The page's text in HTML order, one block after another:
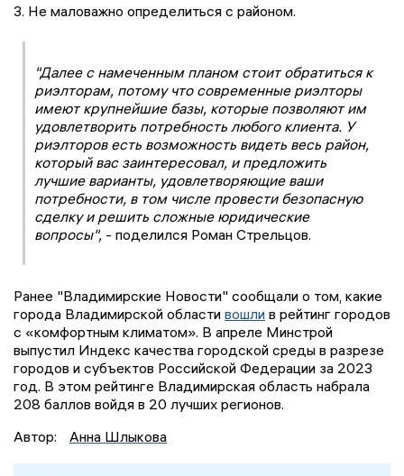
3. Не маловажно определиться с районом.
"Далее с намеченным планом стоит обратиться к
риэлторам, потому что современные риэлторы
имеют крупнейшие базы, которые позволяют им
удовлетворить потребность любого клиента. У
риэлторов есть возможность видеть весь район,
который вас заинтересовал, и предложить
лучшие варианты, удовлетворяющие ваши
потребности, в том числе провести безопасную
сделку и решить сложные юридические
вопросы", - поделился Роман Стрельцов.
Ранее "Владимирские Новости" сообщали о том, какие
города Владимирской области вошли в рейтинг городов
с «комфортным климатом». В апреле Минстрой
выпустил Индекс качества городской среды в разрезе
городов и субъектов Российской Федерации за 2023
год. В этом рейтинге Владимирская область набрала
208 баллов войдя в 20 лучших регионов.
Автор:
Анна Шлыкова